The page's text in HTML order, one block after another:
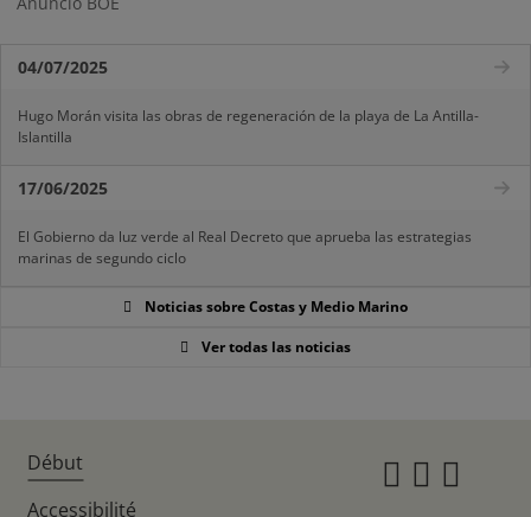
04/07/2025
Hugo Morán visita las obras de regeneración de la playa de La Antilla-
Islantilla
17/06/2025
El Gobierno da luz verde al Real Decreto que aprueba las estrategias
marinas de segundo ciclo
Noticias sobre Costas y Medio Marino
Ver todas las noticias
Début
Accessibilité